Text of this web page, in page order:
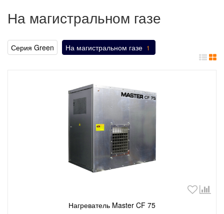
На магистральном газе
Серия Green На магистральном газе 1
Нагреватель Master CF 75